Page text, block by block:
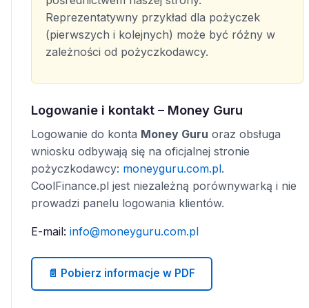
Reprezentatywny przykład dla pożyczek
(pierwszych i kolejnych) może być różny w
zależności od pożyczkodawcy.
Logowanie i kontakt – Money Guru
Logowanie do konta Money Guru oraz obsługa
wniosku odbywają się na oficjalnej stronie
pożyczkodawcy: moneyguru.com.pl.
CoolFinance.pl jest niezależną porównywarką i nie
prowadzi panelu logowania klientów.
E-mail: info@moneyguru.com.pl
📄 Pobierz informacje w PDF